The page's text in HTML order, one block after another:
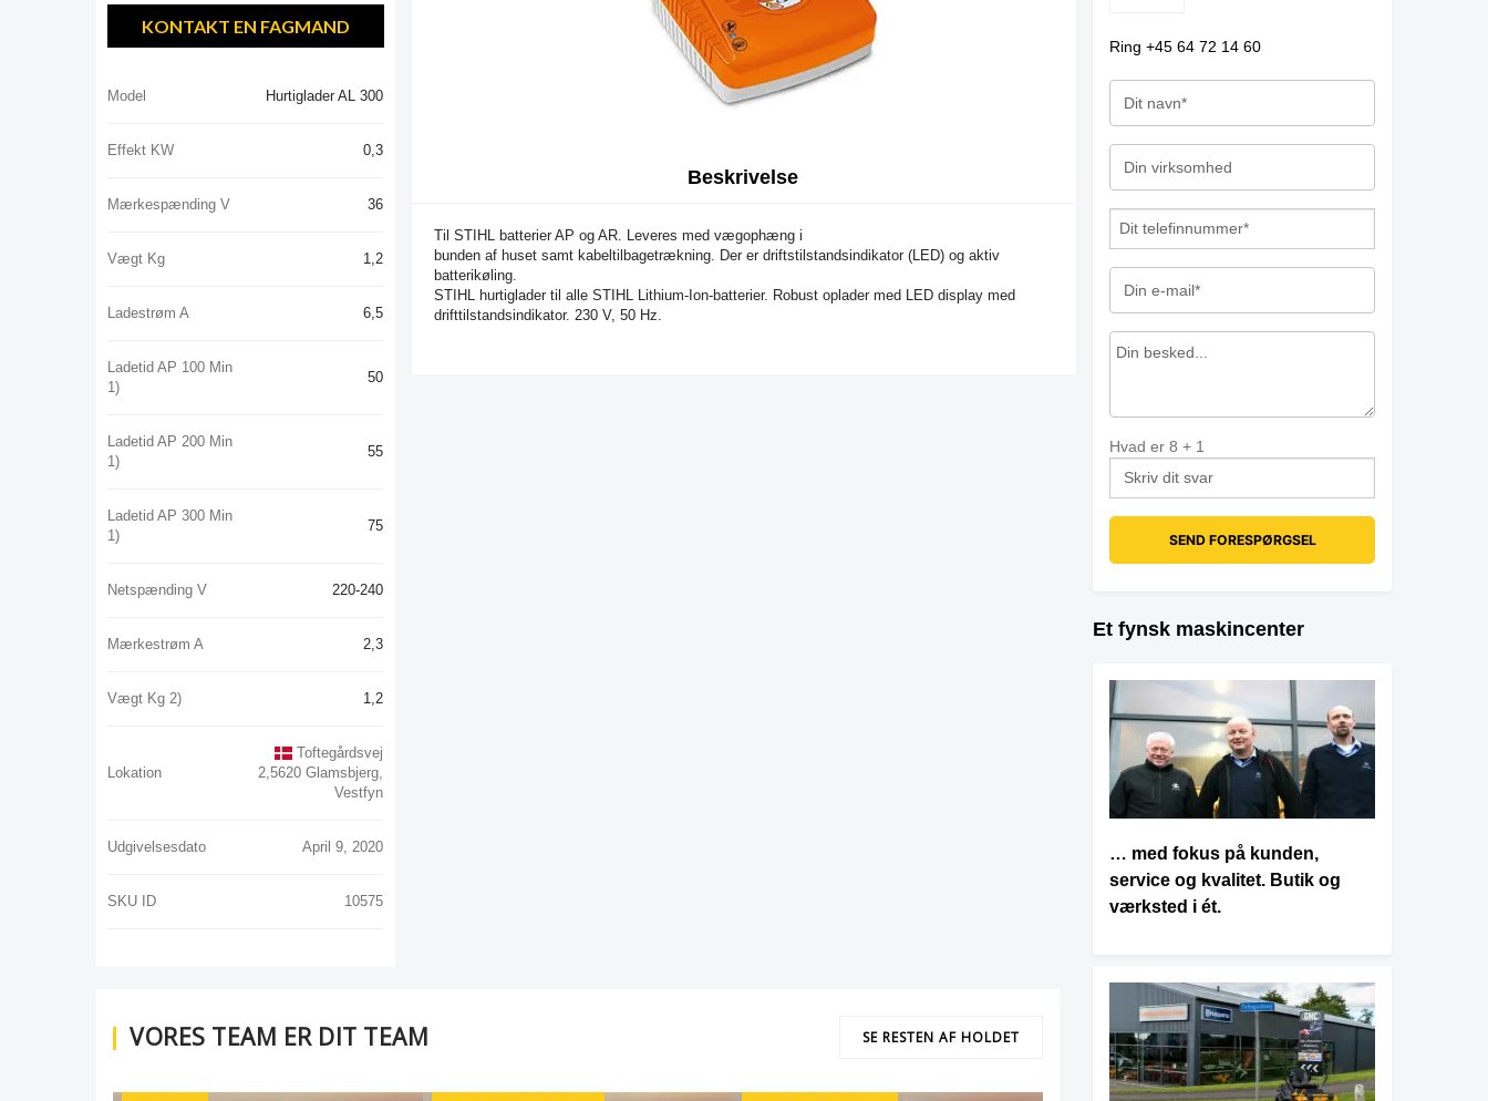
KONTAKT EN FAGMAND
Model Hurtiglader AL 300
Effekt KW 0,3
Mærkespænding V 36
Vægt Kg 1,2
Ladestrøm A 6,5
Ladetid AP 100 Min
1)
50
Ladetid AP 200 Min
1)
55
Ladetid AP 300 Min
1)
75
Netspænding V 220-240
Mærkestrøm A 2,3
Vægt Kg 2) 1,2
Lokation
Toftegårdsvej
2,5620 Glamsbjerg,
Vestfyn
Udgivelsesdato April 9, 2020
SKU ID 10575
Beskrivelse
Til STIHL batterier AP og AR. Leveres med vægophæng i
bunden af huset samt kabeltilbagetrækning. Der er driftstilstandsindikator (LED) og aktiv
batterikøling.
STIHL hurtiglader til alle STIHL Lithium-Ion-batterier. Robust oplader med LED display med
drifttilstandsindikator. 230 V, 50 Hz.
VORES TEAM ER DIT TEAM SE RESTEN AF HOLDET
Ring +45 64 72 14 60
Hvad er 8 + 1
Et fynsk maskincenter
… med fokus på kunden,
service og kvalitet. Butik og
værksted i ét.